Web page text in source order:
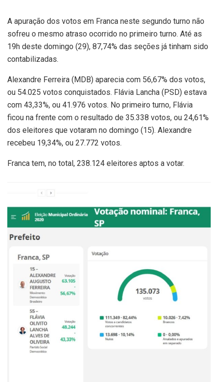
A apuração dos votos em Franca neste segundo turno não
sofreu o mesmo atraso ocorrido no primeiro turno. Até as
19h deste domingo (29), 87,74% das seções já tinham sido
contabilizadas.
Alexandre Ferreira (MDB) aparecia com 56,67% dos votos,
ou 54.025 votos conquistados. Flávia Lancha (PSD) estava
com 43,33%, ou 41.976 votos. No primeiro turno, Flávia
ficou na frente com o resultado de 35.338 votos, ou 24,61%
dos eleitores que votaram no domingo (15). Alexandre
recebeu 19,34%, ou 27.772 votos.
Franca tem, no total, 238.124 eleitores aptos a votar.